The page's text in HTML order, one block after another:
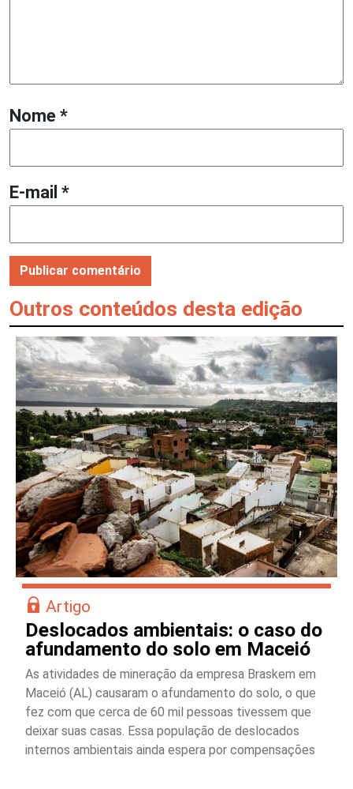
Nome *
E-mail *
Outros conteúdos desta edição
Artigo
Deslocados ambientais: o caso do
afundamento do solo em Maceió
As atividades de mineração da empresa Braskem em
Maceió (AL) causaram o afundamento do solo, o que
fez com que cerca de 60 mil pessoas tivessem que
deixar suas casas. Essa população de deslocados
internos ambientais ainda espera por compensações